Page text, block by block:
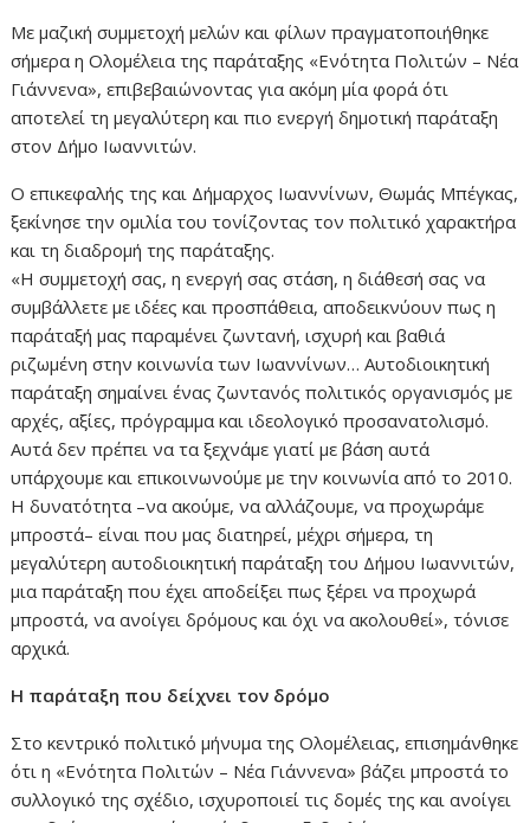
Με μαζική συμμετοχή μελών και φίλων πραγματοποιήθηκε
σήμερα η Ολομέλεια της παράταξης «Ενότητα Πολιτών – Νέα
Γιάννενα», επιβεβαιώνοντας για ακόμη μία φορά ότι
αποτελεί τη μεγαλύτερη και πιο ενεργή δημοτική παράταξη
στον Δήμο Ιωαννιτών.
Ο επικεφαλής της και Δήμαρχος Ιωαννίνων, Θωμάς Μπέγκας,
ξεκίνησε την ομιλία του τονίζοντας τον πολιτικό χαρακτήρα
και τη διαδρομή της παράταξης.
«Η συμμετοχή σας, η ενεργή σας στάση, η διάθεσή σας να
συμβάλλετε με ιδέες και προσπάθεια, αποδεικνύουν πως η
παράταξή μας παραμένει ζωντανή, ισχυρή και βαθιά
ριζωμένη στην κοινωνία των Ιωαννίνων… Αυτοδιοικητική
παράταξη σημαίνει ένας ζωντανός πολιτικός οργανισμός με
αρχές, αξίες, πρόγραμμα και ιδεολογικό προσανατολισμό.
Αυτά δεν πρέπει να τα ξεχνάμε γιατί με βάση αυτά
υπάρχουμε και επικοινωνούμε με την κοινωνία από το 2010.
Η δυνατότητα –να ακούμε, να αλλάζουμε, να προχωράμε
μπροστά– είναι που μας διατηρεί, μέχρι σήμερα, τη
μεγαλύτερη αυτοδιοικητική παράταξη του Δήμου Ιωαννιτών,
μια παράταξη που έχει αποδείξει πως ξέρει να προχωρά
μπροστά, να ανοίγει δρόμους και όχι να ακολουθεί», τόνισε
αρχικά.
Η παράταξη που δείχνει τον δρόμο
Στο κεντρικό πολιτικό μήνυμα της Ολομέλειας, επισημάνθηκε
ότι η «Ενότητα Πολιτών – Νέα Γιάννενα» βάζει μπροστά το
συλλογικό της σχέδιο, ισχυροποιεί τις δομές της και ανοίγει